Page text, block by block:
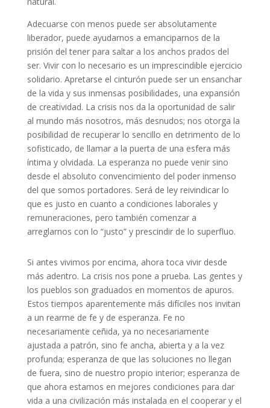
Adecuarse con menos puede ser absolutamente
liberador, puede ayudarnos a emanciparnos de la
prisión del tener para saltar a los anchos prados del
ser. Vivir con lo necesario es un imprescindible ejercicio
solidario. Apretarse el cinturón puede ser un ensanchar
de la vida y sus inmensas posibilidades, una expansión
de creatividad. La crisis nos da la oportunidad de salir
al mundo más nosotros, más desnudos; nos otorga la
posibilidad de recuperar lo sencillo en detrimento de lo
sofisticado, de llamar a la puerta de una esfera más
íntima y olvidada. La esperanza no puede venir sino
desde el absoluto convencimiento del poder inmenso
del que somos portadores. Será de ley reivindicar lo
que es justo en cuanto a condiciones laborales y
remuneraciones, pero también comenzar a
arreglarnos con lo “justo” y prescindir de lo superfluo.
Si antes vivimos por encima, ahora toca vivir desde
más adentro. La crisis nos pone a prueba. Las gentes y
los pueblos son graduados en momentos de apuros.
Estos tiempos aparentemente más difíciles nos invitan
a un rearme de fe y de esperanza. Fe no
necesariamente ceñida, ya no necesariamente
ajustada a patrón, sino fe ancha, abierta y a la vez
profunda; esperanza de que las soluciones no llegan
de fuera, sino de nuestro propio interior; esperanza de
que ahora estamos en mejores condiciones para dar
vida a una civilización más instalada en el cooperar y el